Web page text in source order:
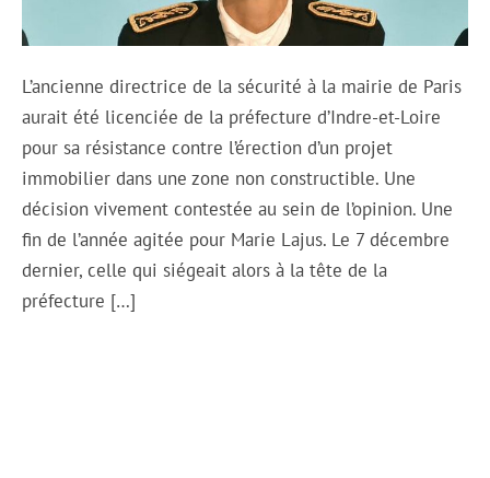
L’ancienne directrice de la sécurité à la mairie de Paris
aurait été licenciée de la préfecture d’Indre-et-Loire
pour sa résistance contre l’érection d’un projet
immobilier dans une zone non constructible. Une
décision vivement contestée au sein de l’opinion. Une
fin de l’année agitée pour Marie Lajus. Le 7 décembre
dernier, celle qui siégeait alors à la tête de la
préfecture […]